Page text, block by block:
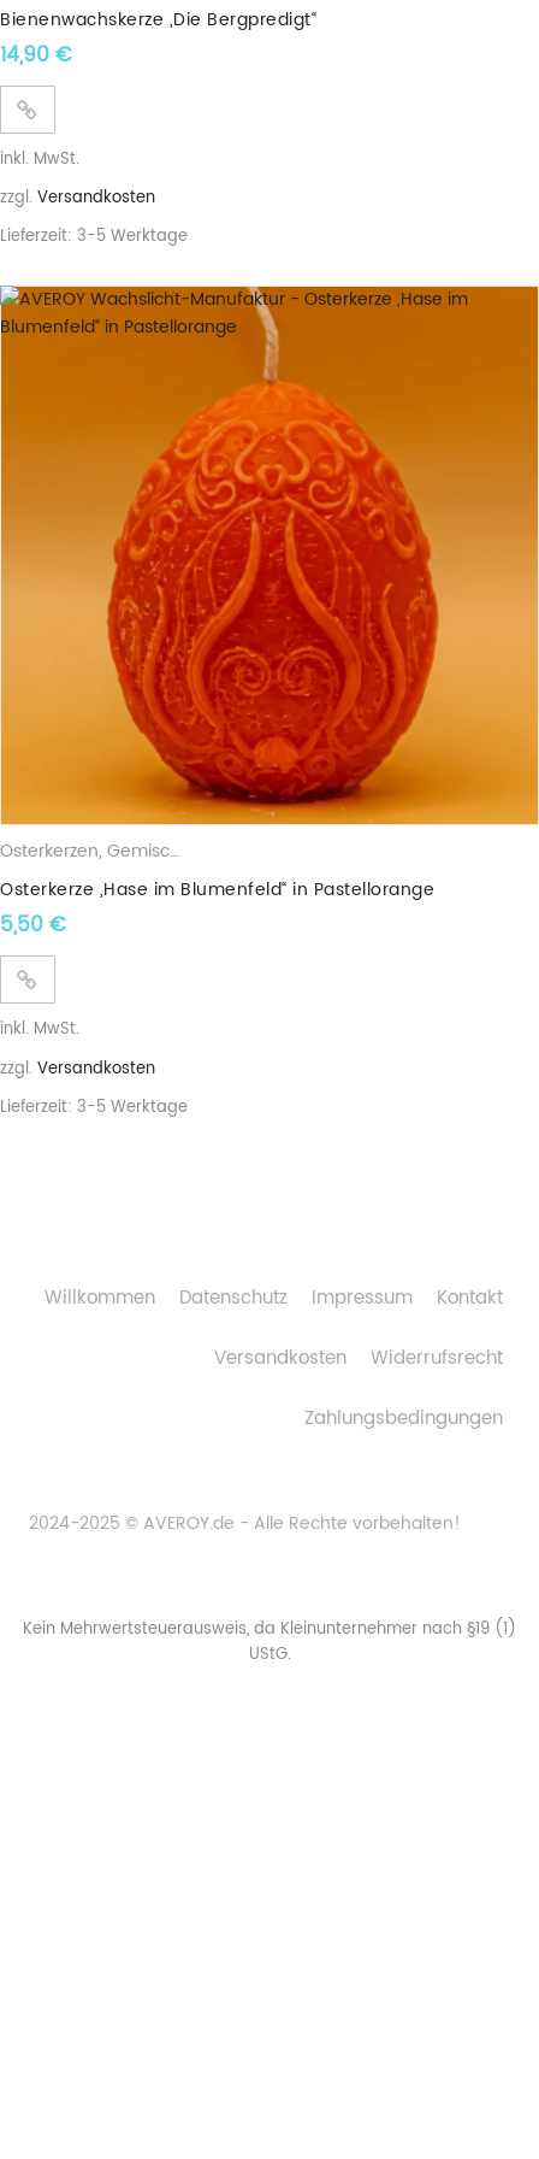
Bienenwachskerze „Die Bergpredigt“
14,90€
inkl. MwSt.
zzgl. Versandkosten
Lieferzeit: 3-5 Werktage
Osterkerzen, Gemischte Wachskerzen
Osterkerze „Hase im Blumenfeld“ in Pastellorange
5,50€
inkl. MwSt.
zzgl. Versandkosten
Lieferzeit: 3-5 Werktage
Willkommen Datenschutz Impressum
Kontakt
Versandkosten
Widerrufsrecht
Zahlungsbedingungen
2024-2025 © AVEROY.de - Alle Rechte vorbehalten!
Kein Mehrwertsteuerausweis, da Kleinunternehmer nach §19 (1)
UStG.